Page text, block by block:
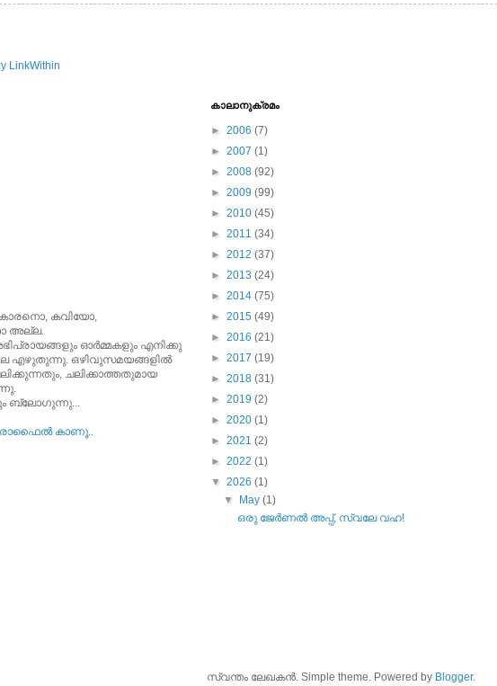
കവിയോ,
അല്ല.
ഓര്‍മ്മകളും എനിക്കു
എഴുതുന്നു. ഒഴിവുസമയങ്ങളില്‍
ചലിക്കാത്തതുമായ
ബ്ലോഗുന്നു...
കാണൂ..
കാലാനുക്രമം
► 2006 (7)
► 2007 (1)
► 2008 (92)
► 2009 (99)
► 2010 (45)
► 2011 (34)
► 2012 (37)
► 2013 (24)
► 2014 (75)
► 2015 (49)
► 2016 (21)
► 2017 (19)
► 2018 (31)
► 2019 (2)
► 2020 (1)
► 2021 (2)
► 2022 (1)
▼ 2026 (1)
▼ May(1)
ഒരു ജേർണൽ അപ്പ്, സ്വലേ വഹ!
സ്വന്തം ലേഖകന്‍. Simple theme. Powered by Blogger.